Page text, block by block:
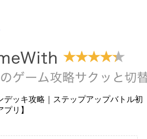
デッキ攻略｜ステップアップバトル初
リ】